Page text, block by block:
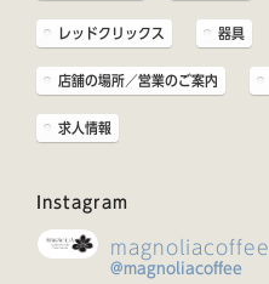
レッドクリックス 器具
店舗の場所／営業のご案内
求人情報
Instagram
magnoliacoffee
@magnoliacoffee